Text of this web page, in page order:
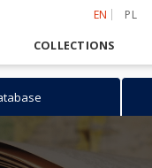
EN PL
COLLECTIONS